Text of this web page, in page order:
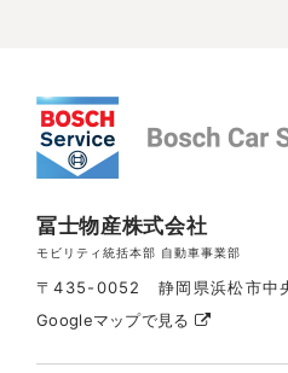
冨士物産株式会社
モビリティ統括本部 自動車事業部
〒435-0052 静岡県浜松市中
Googleマップで見る